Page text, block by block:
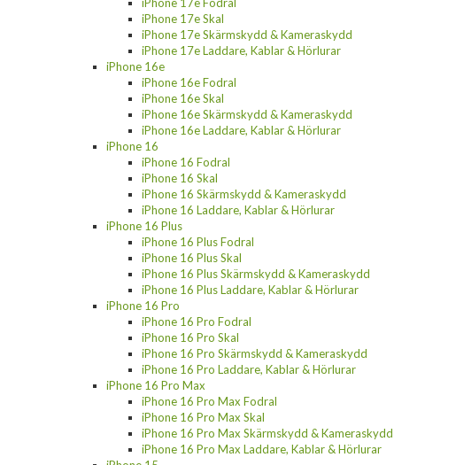
iPhone 17e Fodral
iPhone 17e Skal
iPhone 17e Skärmskydd & Kameraskydd
iPhone 17e Laddare, Kablar & Hörlurar
iPhone 16e
iPhone 16e Fodral
iPhone 16e Skal
iPhone 16e Skärmskydd & Kameraskydd
iPhone 16e Laddare, Kablar & Hörlurar
iPhone 16
iPhone 16 Fodral
iPhone 16 Skal
iPhone 16 Skärmskydd & Kameraskydd
iPhone 16 Laddare, Kablar & Hörlurar
iPhone 16 Plus
iPhone 16 Plus Fodral
iPhone 16 Plus Skal
iPhone 16 Plus Skärmskydd & Kameraskydd
iPhone 16 Plus Laddare, Kablar & Hörlurar
iPhone 16 Pro
iPhone 16 Pro Fodral
iPhone 16 Pro Skal
iPhone 16 Pro Skärmskydd & Kameraskydd
iPhone 16 Pro Laddare, Kablar & Hörlurar
iPhone 16 Pro Max
iPhone 16 Pro Max Fodral
iPhone 16 Pro Max Skal
iPhone 16 Pro Max Skärmskydd & Kameraskydd
iPhone 16 Pro Max Laddare, Kablar & Hörlurar